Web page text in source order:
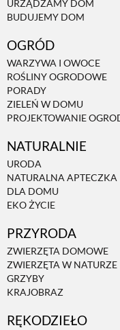
URZĄDZAMY DOM
BUDUJEMY DOM
OGRÓD
WARZYWA I OWOCE
ROŚLINY OGRODOWE
PORADY
ZIELEŃ W DOMU
PROJEKTOWANIE
NATURALNIE
URODA
NATURALNA APTECZKA
DLA DOMU
EKO ŻYCIE
PRZYRODA
ZWIERZĘTA DOMOWE
ZWIERZĘTA W NATURZE
GRZYBY
KRAJOBRAZ
RĘKODZIEŁO